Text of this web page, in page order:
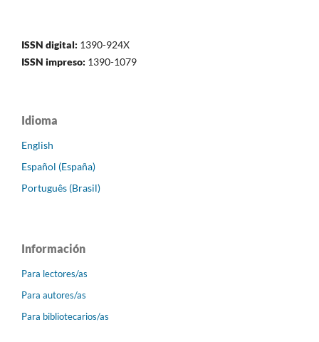
ISSN digital: 1390-924X
ISSN impreso: 1390-1079
Idioma
English
Español (España)
Português (Brasil)
Información
Para lectores/as
Para autores/as
Para bibliotecarios/as